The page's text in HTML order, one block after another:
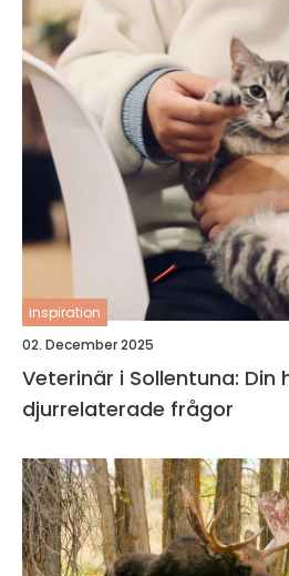
inspiration
02. December 2025
Veterinär i Sollentuna: Din
djurrelaterade frågor